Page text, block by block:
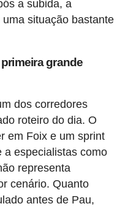
a subida, a
situação bastante
grande
dos corredores
roteiro do dia. O
em Foix e um sprint
a especialistas como
representa
cenário. Quanto
antes de Pau,